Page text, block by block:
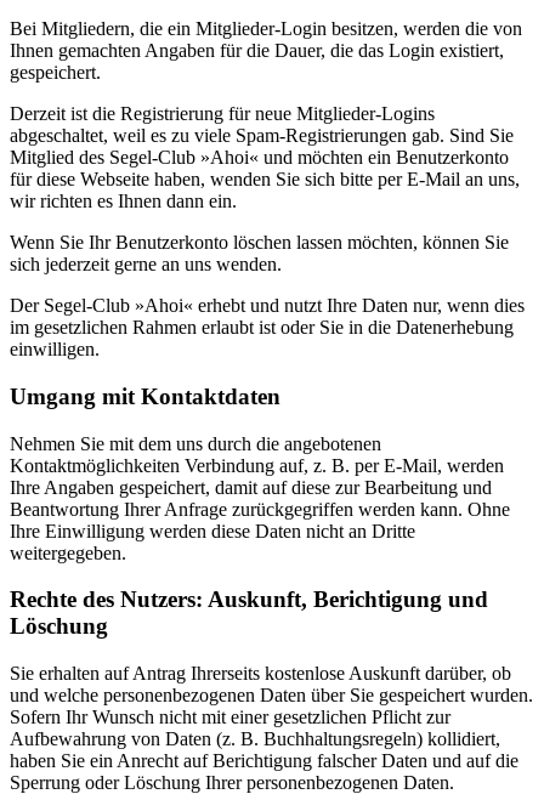
Bei Mitgliedern, die ein Mitglieder-Login besitzen, werden die von
Ihnen gemachten Angaben für die Dauer, die das Login existiert,
gespeichert.
Derzeit ist die Registrierung für neue Mitglieder-Logins
abgeschaltet, weil es zu viele Spam-Registrierungen gab. Sind Sie
Mitglied des Segel-Club »Ahoi« und möchten ein Benutzerkonto
für diese Webseite haben, wenden Sie sich bitte per E-Mail an uns,
wir richten es Ihnen dann ein.
Wenn Sie Ihr Benutzerkonto löschen lassen möchten, können Sie
sich jederzeit gerne an uns wenden.
Der Segel-Club »Ahoi« erhebt und nutzt Ihre Daten nur, wenn dies
im gesetzlichen Rahmen erlaubt ist oder Sie in die Datenerhebung
einwilligen.
Umgang mit Kontaktdaten
Nehmen Sie mit dem uns durch die angebotenen
Kontaktmöglichkeiten Verbindung auf, z. B. per E-Mail, werden
Ihre Angaben gespeichert, damit auf diese zur Bearbeitung und
Beantwortung Ihrer Anfrage zurückgegriffen werden kann. Ohne
Ihre Einwilligung werden diese Daten nicht an Dritte
weitergegeben.
Rechte des Nutzers: Auskunft, Berichtigung und
Löschung
Sie erhalten auf Antrag Ihrerseits kostenlose Auskunft darüber, ob
und welche personenbezogenen Daten über Sie gespeichert wurden.
Sofern Ihr Wunsch nicht mit einer gesetzlichen Pflicht zur
Aufbewahrung von Daten (z. B. Buchhaltungsregeln) kollidiert,
haben Sie ein Anrecht auf Berichtigung falscher Daten und auf die
Sperrung oder Löschung Ihrer personenbezogenen Daten.